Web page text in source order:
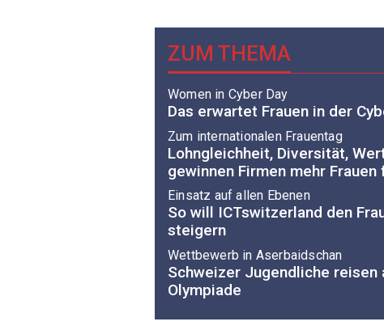
ZUM THEMA
Women in Cyber Day
Das erwartet Frauen in der
Zum internationalen Frauentag
Lohngleichheit, Diversität,
gewinnen Firmen mehr
Einsatz auf allen Ebenen
So will ICTswitzerland den
steigern
Wettbewerb in Aserbaidschan
Schweizer Jugendliche
Olympiade